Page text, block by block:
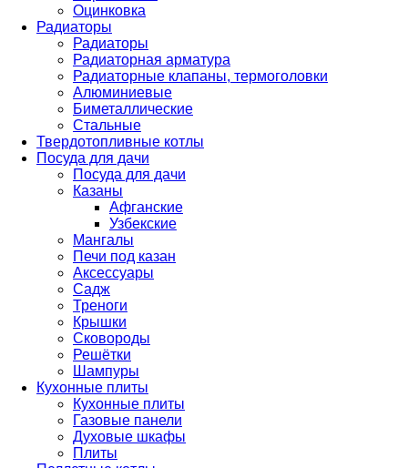
Оцинковка
Радиаторы
Радиаторы
Радиаторная арматура
Радиаторные клапаны, термоголовки
Алюминиевые
Биметаллические
Стальные
Твердотопливные котлы
Посуда для дачи
Посуда для дачи
Казаны
Афганские
Узбекские
Мангалы
Печи под казан
Аксессуары
Садж
Треноги
Крышки
Сковороды
Решётки
Шампуры
Кухонные плиты
Кухонные плиты
Газовые панели
Духовые шкафы
Плиты